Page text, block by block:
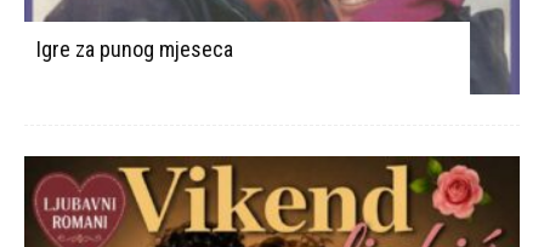
Igre za punog mjeseca